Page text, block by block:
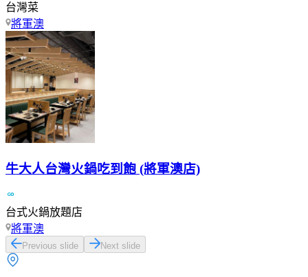
台灣菜
將軍澳
牛大人台灣火鍋吃到飽 (將軍澳店)
台式火鍋放題店
將軍澳
Previous slide Next slide